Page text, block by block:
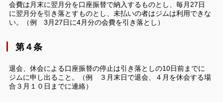
会費は月末に翌月分を口座振替で納入するものとし、毎月27日
に翌月分を引き落とすものとし、未払いの者はジムは利用できな
い。（例 3月27日に4月分の会費を引き落とし）
第４条
退会、休会による口座振替の停止は引き落としの10日前までに
ジムに申し出ること。（例 ３月末日で退会、４月を休会する場
合３月１０日までに連絡）